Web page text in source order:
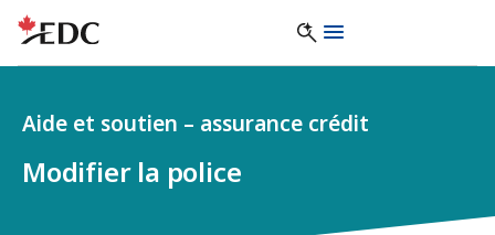
Modifier la police
Aide et soutien – assurance crédit